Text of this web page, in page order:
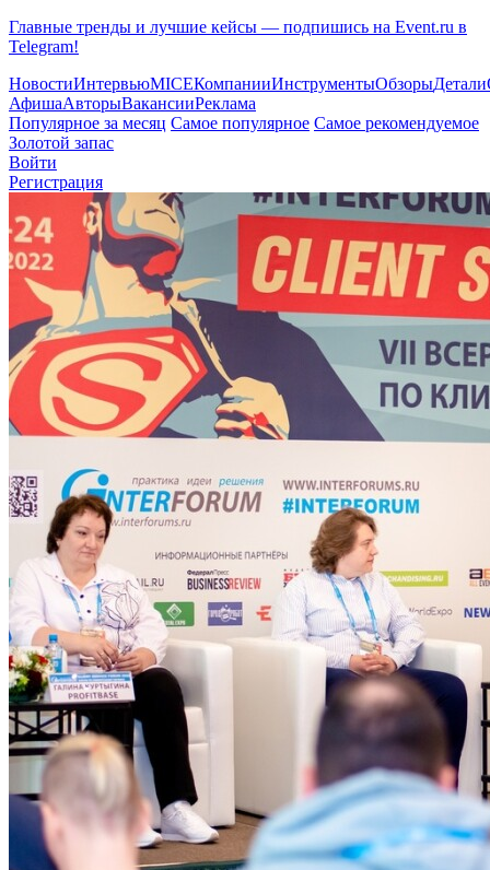
Главные тренды и лучшие кейсы — подпишись на Event.ru в
Telegram!
НовостиИнтервьюMICEКомпанииИнструментыОбзорыДетали
АфишаАвторыВакансииРеклама
Популярное за месяц Самое популярное Самое рекомендуемое
Золотой запас
Войти
Регистрация